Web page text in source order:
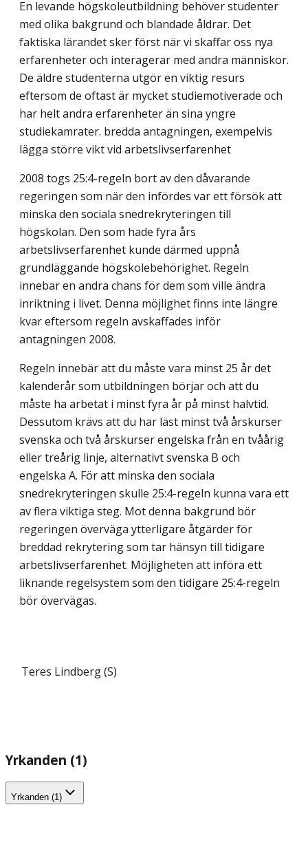
En levande högskoleutbildning behöver studenter
med olika bakgrund och blandade åldrar. Det
faktiska lärandet sker först när vi skaffar oss nya
erfarenheter och interagerar med andra människor.
De äldre studenterna utgör en viktig resurs
eftersom de oftast är mycket studiemotiverade och
har helt andra erfarenheter än sina yngre
studiekamrater. bredda antagningen, exempelvis
lägga större vikt vid arbetslivserfarenhet
2008 togs 25:4-regeln bort av den dåvarande
regeringen som när den infördes var ett försök att
minska den sociala snedrekryteringen till
högskolan. Den som hade fyra års
arbetslivserfarenhet kunde därmed uppnå
grundläggande högskolebehörighet. Regeln
innebar en andra chans för dem som ville ändra
inriktning i livet. Denna möjlighet finns inte längre
kvar eftersom regeln avskaffades inför
antagningen 2008.
Regeln innebär att du måste vara minst 25 år det
kalenderår som utbildningen börjar och att du
måste ha arbetat i minst fyra år på minst halvtid.
Dessutom krävs att du har läst minst två årskurser
svenska och två årskurser engelska från en tvåårig
eller treårig linje, alternativt svenska B och
engelska A. För att minska den sociala
snedrekryteringen skulle 25:4-regeln kunna vara ett
av flera viktiga steg. Mot denna bakgrund bör
regeringen överväga ytterligare åtgärder för
breddad rekrytering som tar hänsyn till tidigare
arbetslivserfarenhet. Möjligheten att införa ett
liknande regelsystem som den tidigare 25:4-regeln
bör övervägas.
Teres Lindberg (S)
Yrkanden (1)
Yrkanden (1)